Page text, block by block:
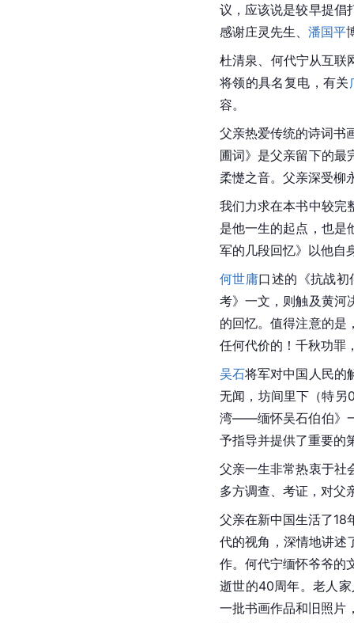
议，应该说是较早提倡
感谢庄灵先生、 潘国平
杜清泉、何代宁从互联
将领的具名复电，有关
容。
父亲热爱传统的诗词书
圃词》是父亲留下的最
柔憷之音。父亲深受柳
我们力求在本书中较完
是他一生的起点，也是
军的几段回忆》以他自
何世庸口述的《抗战
考》一文，则触及黄河
的回忆。值得注意的是
任何代价的！千秋功罪
吴石将军对中国人民的
无闻，坊间里下（特另
湾——缅怀吴石伯伯》
予指导并提供了重要的
父亲一生非常热衷于社
多方调查、考证，对父
父亲在新中国生活了18
代的视角，深情地讲述
作。何代宁缅怀爷爷的
逝世的40周年。老人
一批书画作品和旧照片